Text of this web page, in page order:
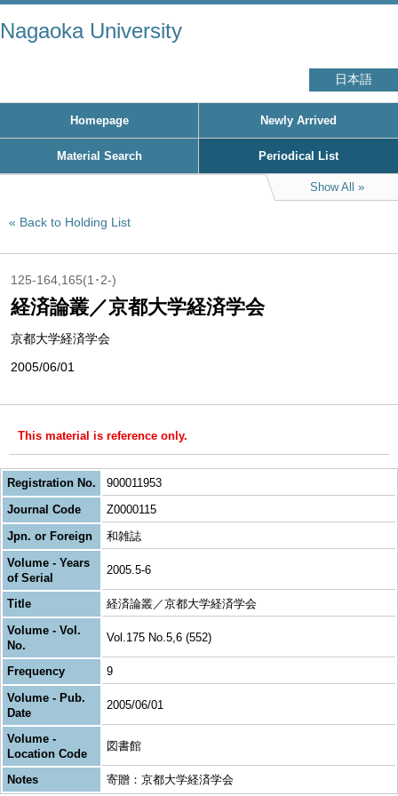
Nagaoka University
日本語
Homepage Newly Arrived
Material Search Periodical List
Show All
Back to Holding List
125-164,165(1･2-)
経済論叢／京都大学経済学会
京都大学経済学会
2005/06/01
This material is reference only.
Registration No.
900011953
Journal Code
Z0000115
Jpn. or Foreign
和雑誌
Volume - Years
of Serial
2005.5-6
Title
経済論叢／京都大学経済学会
Volume - Vol.
No.
Vol.175 No.5,6 (552)
Frequency
9
Volume - Pub.
Date
2005/06/01
Volume -
Location Code
図書館
Notes 寄贈：京都大学経済学会